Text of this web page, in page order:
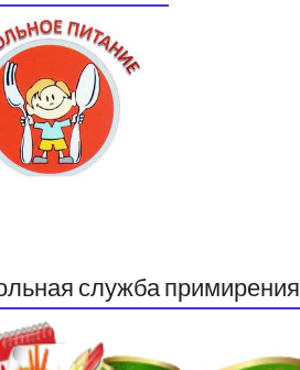
служба примирения